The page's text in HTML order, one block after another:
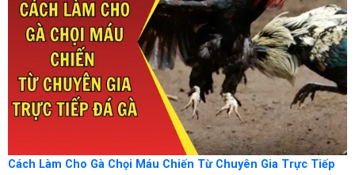
Cách Làm Cho Gà Chọi Máu Chiến Từ Chuyên Gia Trực Tiếp